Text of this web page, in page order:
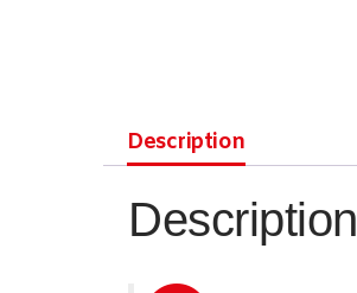
Description
Description